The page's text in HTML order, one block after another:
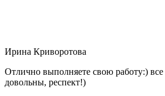
Ирина Криворотова
Отлично выполняете свою работу:) все
довольны, респект!)